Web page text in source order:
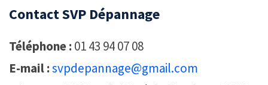
Contact SVP Dépannage
Téléphone : 01 43 94 07 08
E-mail :svpdepannage@gmail.com